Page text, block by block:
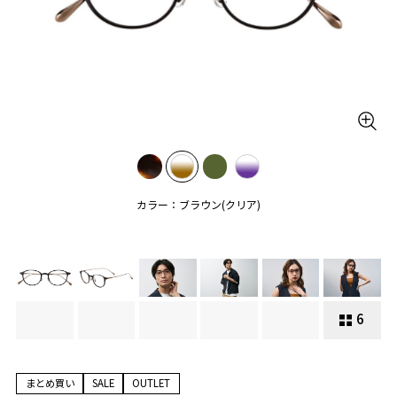
カラー：ブラウン(クリア)
6
まとめ買い SALE OUTLET